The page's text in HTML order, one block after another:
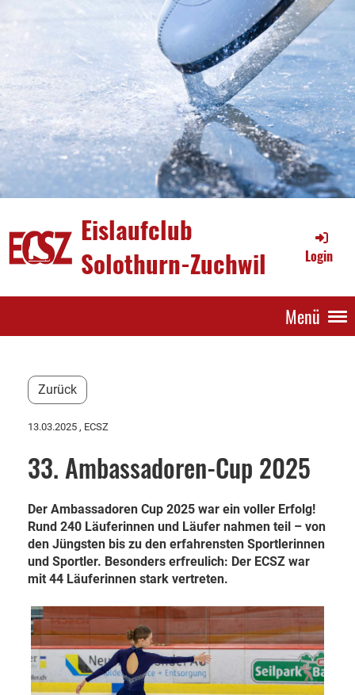
Eislaufclub
Solothurn-Zuchwil
Login
Menü
Zurück
13.03.2025 , ECSZ
33. Ambassadoren-Cup 2025
Der Ambassadoren Cup 2025 war ein voller Erfolg!
Rund 240 Läuferinnen und Läufer nahmen teil – von
den Jüngsten bis zu den erfahrensten Sportlerinnen
und Sportler. Besonders erfreulich: Der ECSZ war
mit 44 Läuferinnen stark vertreten.